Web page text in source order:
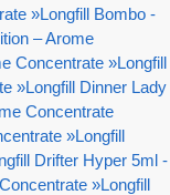
»Longfill Bombo -
– Arome
Concentrate »Longfill
»Longfill Dinner Lady
Concentrate
»Longfill
Drifter Hyper 5ml -
»Longfill